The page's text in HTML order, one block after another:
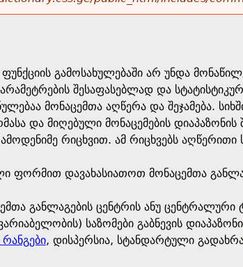
ფუნქციის გამოსახულებაში არ უნდა
შესაფასებლად და
მონაცემთა აღწერა და შეჯამება.
და მიღებული მონაცემების დიაპაზონის
რიცხვით. ამ რიცხვებს აღწერითი
ფორმით დავახასიათოთ მონაცემთა
განლაგების ცენტრის ანუ ცენტრალური
საზომები გაბნევის
, დისპერსია, სტანდარტული